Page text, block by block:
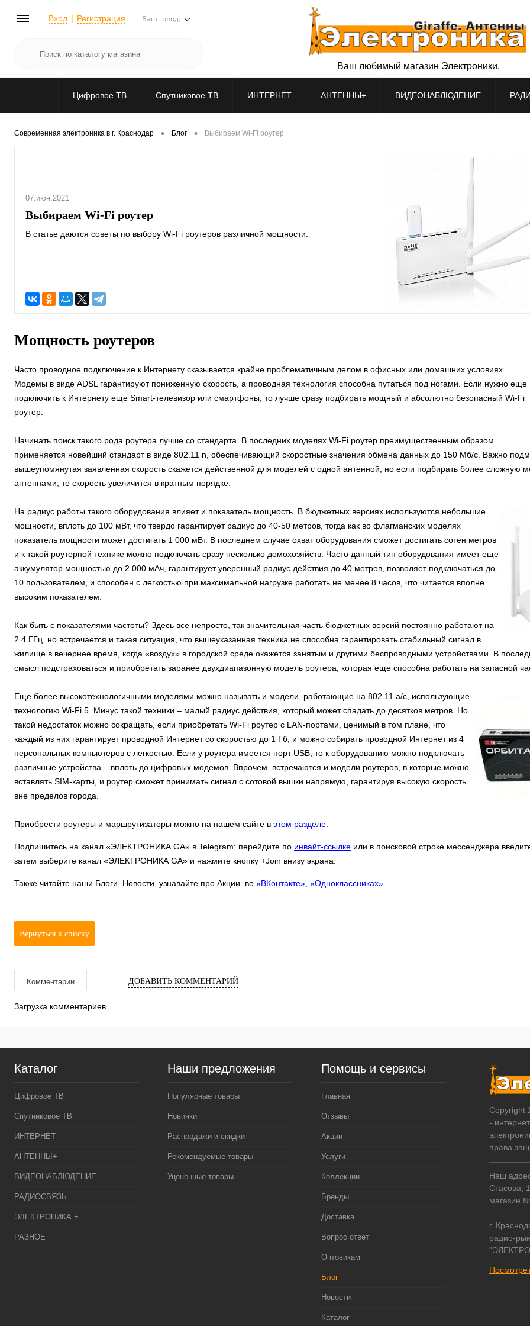
Вход Регистрация Ваш город:
Ваш любимый магазин Электроники.
Цифровое ТВ Спутниковое ТВ ИНТЕРНЕТ АНТЕННЫ+ ВИДЕОНАБЛЮДЕНИЕ
Современная электроника в г. Краснодар • Блог • Выбираем Wi-Fi роутер
07.июн.2021
Выбираем Wi-Fi роутер
В статье даются советы по выбору Wi-Fi роутеров различной мощности.
Мощность роутеров
Часто проводное подключение к Интернету сказывается крайне проблематичным делом в офисных или домашних условиях.
Модемы в виде ADSL гарантируют пониженную скорость, а проводная технология способна путаться под ногами. Если нужно еще
подключить к Интернету еще Smart-телевизор или смартфоны, то лучше сразу подбирать мощный и абсолютно безопасный Wi-Fi
роутер.
Начинать поиск такого рода роутера лучше со стандарта. В последних моделях Wi-Fi роутер преимущественным образом
применяется новейший стандарт в виде 802.11 n, обеспечивающий скоростные значения обмена данных до 150 Мб/с. Важно
вышеупомянутая заявленная скорость скажется действенной для моделей с одной антенной, но если подбирать более сложную
антеннами, то скорость увеличится в кратным порядке.
На радиус работы такого оборудования влияет и показатель мощность. В бюджетных версиях используются небольшие
мощности, вплоть до 100 мВт, что твердо гарантирует радиус до 40-50 метров, тогда как во флагманских моделях
показатель мощности может достигать 1 000 мВт. В последнем случае охват оборудования сможет достигать сотен метров
и к такой роутерной технике можно подключать сразу несколько домохозяйств. Часто данный тип оборудования имеет еще
аккумулятор мощностью до 2 000 мАч, гарантирует уверенный радиус действия до 40 метров, позволяет подключаться до
10 пользователем, и способен с легкостью при максимальной нагрузке работать не менее 8 часов, что читается вполне
высоким показателем.
Как быть с показателями частоты? Здесь все непросто, так значительная часть бюджетных версий постоянно работают на
2.4 ГГц, но встречается и такая ситуация, что вышеуказанная техника не способна гарантировать стабильный сигнал в
жилище в вечернее время, когда «воздух» в городской среде окажется занятым и другими беспроводными устройствами. В
смысл подстраховаться и приобретать заранее двухдиапазонную модель роутера, которая еще способна работать на запасной
Еще более высокотехнологичными моделями можно называть и модели, работающие на 802.11 a/c, использующие
технологию Wi-Fi 5. Минус такой техники – малый радиус действия, который может спадать до десятков метров. Но
такой недостаток можно сокращать, если приобретать Wi-Fi роутер с LAN-портами, ценимый в том плане, что
каждый из них гарантирует проводной Интернет со скоростью до 1 Гб, и можно собирать проводной Интернет из 4
персональных компьютеров с легкостью. Если у роутера имеется порт USB, то к оборудованию можно подключать
различные устройства – вплоть до цифровых модемов. Впрочем, встречаются и модели роутеров, в которые можно
вставлять SIM-карты, и роутер сможет принимать сигнал с сотовой вышки напрямую, гарантируя высокую скорость
вне пределов города.
Приобрести роутеры и маршрутизаторы можно на нашем сайте в этом разделе
Подпишитесь на канал «ЭЛЕКТРОНИКА GA» в Telegram: перейдите по инвайт-ссылке или в поисковой строке мессенджера
затем выберите канал «ЭЛЕКТРОНИКА GA» и нажмите кнопку +Join внизу экрана.
Также читайте наши Блоги, Новости, узнавайте про Акции во «ВКонтакте» «Одноклассниках»
Вернуться к списку
Комментарии ДОБАВИТЬ КОММЕНТАРИЙ
Загрузка комментариев...
Каталог
Цифровое ТВ
Спутниковое ТВ
ИНТЕРНЕТ
АНТЕННЫ+
ВИДЕОНАБЛЮДЕНИЕ
РАДИОСВЯЗЬ
ЭЛЕКТРОНИКА +
РАЗНОЕ
Наши предложения
Популярные товары
Новинки
Распродажи и скидки
Рекомендуемые товары
Уцененные товары
Помощь и сервисы
Главная
Отзывы
Акции
Услуги
Коллекции
Бренды
Доставка
Вопрос ответ
Оптовикам
Блог
Новости
Каталог
Copyright
-
права
Наш
Стасова,
магазин
г.
радио-